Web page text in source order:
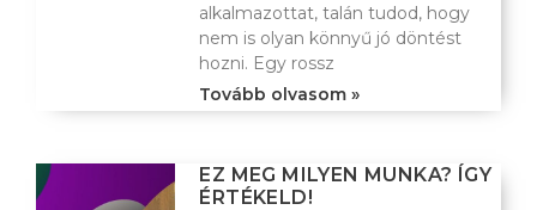
alkalmazottat, talán tudod, hogy
nem is olyan könnyű jó döntést
hozni. Egy rossz
Tovább olvasom »
EZ MEG MILYEN MUNKA? ÍGY
ÉRTÉKELD!